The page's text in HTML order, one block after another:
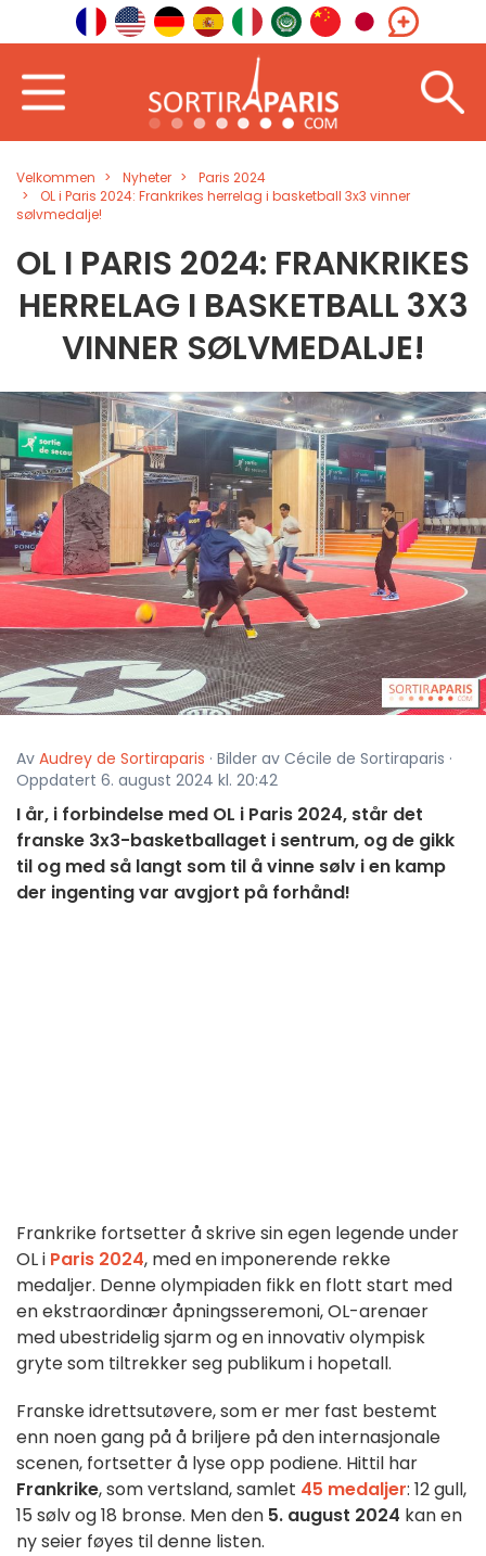
Velkommen Nyheter
Paris 2024
OL i Paris 2024: Frankrikes herrelag i basketball 3x3 vinner
sølvmedalje!
OL I PARIS 2024: FRANKRIKES
HERRELAG I BASKETBALL 3X3
VINNER SØLVMEDALJE!
Av Audrey de Sortiraparis · Bilder av Cécile de Sortiraparis ·
Oppdatert 6. august 2024 kl. 20:42
I år, i forbindelse med OL i Paris 2024, står det
franske 3x3-basketballaget i sentrum, og de gikk
til og med så langt som til å vinne sølv i en kamp
der ingenting var avgjort på forhånd!
Frankrike fortsetter å skrive sin egen legende under
OL i Paris 2024, med en imponerende rekke
medaljer. Denne olympiaden fikk en flott start med
en ekstraordinær åpningsseremoni, OL-arenaer
med ubestridelig sjarm og en innovativ olympisk
gryte som tiltrekker seg publikum i hopetall.
Franske idrettsutøvere, som er mer fast bestemt
enn noen gang på å briljere på den internasjonale
scenen, fortsetter å lyse opp podiene. Hittil har
Frankrike, som vertsland, samlet 45 medaljer: 12 gull,
15 sølv og 18 bronse. Men den 5. august 2024 kan en
ny seier føyes til denne listen.